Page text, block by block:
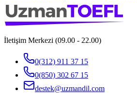
İletişim Merkezi (09.00 - 22.00)
0(312) 911 37 15
0(850) 302 67 15
destek@uzmandil.com